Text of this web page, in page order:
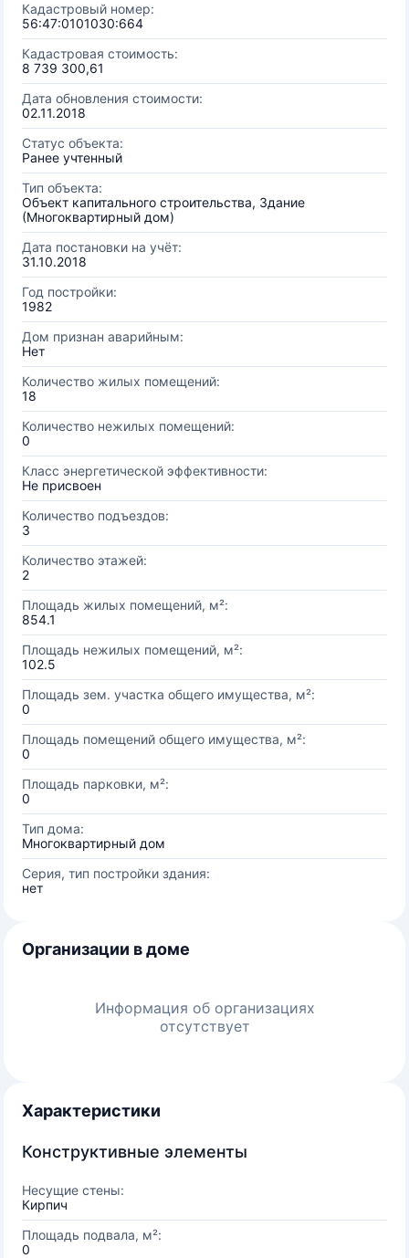
Кадастровый номер:
56:47:0101030:664
Кадастровая стоимость:
8 739 300,61
Дата обновления стоимости:
02.11.2018
Статус объекта:
Ранее учтенный
Тип объекта:
Объект капитального строительства, Здание
(Многоквартирный дом)
Дата постановки на учёт:
31.10.2018
Год постройки:
1982
Дом признан аварийным:
Нет
Количество жилых помещений:
18
Количество нежилых помещений:
0
Класс энергетической эффективности:
Не присвоен
Количество подъездов:
3
Количество этажей:
2
Площадь жилых помещений, м²:
854.1
Площадь нежилых помещений, м²:
102.5
Площадь зем. участка общего имущества, м²:
0
Площадь помещений общего имущества, м²:
0
Площадь парковки, м²:
0
Тип дома:
Многоквартирный дом
Серия, тип постройки здания:
нет
Организации в доме
Информация об организациях
отсутствует
Характеристики
Конструктивные элементы
Несущие стены:
Кирпич
Площадь подвала, м²:
0